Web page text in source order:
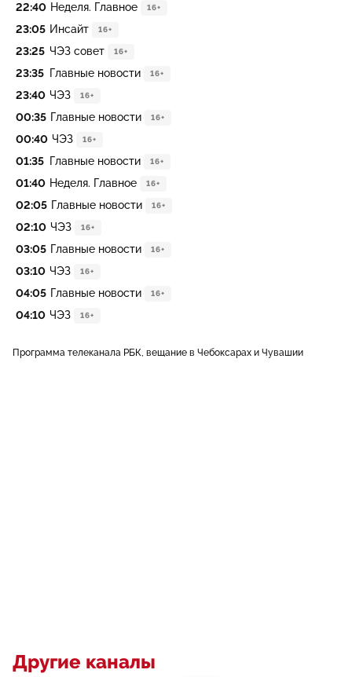
22:40 Неделя. Главное 16+
23:05 Инсайт 16+
23:25 ЧЭЗ совет 16+
23:35 Главные новости 16+
23:40 ЧЭЗ 16+
00:35 Главные новости 16+
00:40 ЧЭЗ 16+
01:35 Главные новости 16+
01:40 Неделя. Главное 16+
02:05 Главные новости 16+
02:10 ЧЭЗ 16+
03:05 Главные новости 16+
03:10 ЧЭЗ 16+
04:05 Главные новости 16+
04:10 ЧЭЗ 16+
Программа телеканала РБК, вещание в Чебоксарах и Чувашии
Другие каналы